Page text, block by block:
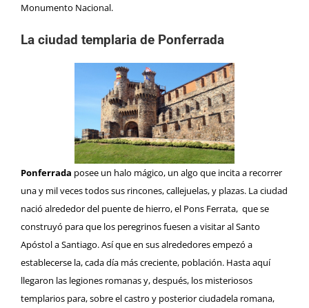
Monumento Nacional.
La ciudad templaria de Ponferrada
Ponferrada posee un halo mágico, un algo que incita a recorrer
una y mil veces todos sus rincones, callejuelas, y plazas. La ciudad
nació alrededor del puente de hierro, el Pons Ferrata, que se
construyó para que los peregrinos fuesen a visitar al Santo
Apóstol a Santiago. Así que en sus alrededores empezó a
establecerse la, cada día más creciente, población. Hasta aquí
llegaron las legiones romanas y, después, los misteriosos
templarios para, sobre el castro y posterior ciudadela romana,